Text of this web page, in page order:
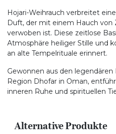
Hojari-Weihrauch verbreitet
Duft, der mit einem Hauch von
verwoben ist. Diese zeitlose
Atmosphäre heiliger Stille und
an alte Tempelrituale erinnert.
Gewonnen aus den
Region Dhofar in Oman,
inneren Ruhe und spirituellen
Alternative Produkte